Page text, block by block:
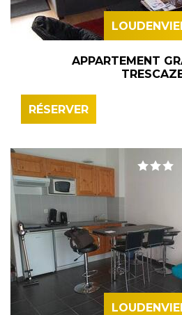
APPARTEMENT
RÉSERVER